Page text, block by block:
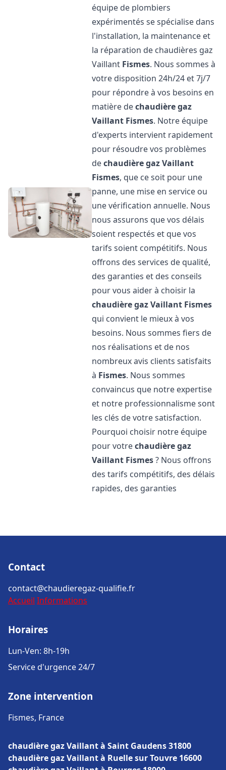
équipe de plombiers
expérimentés se spécialise dans
l'installation, la maintenance et
la réparation de chaudières gaz
Vaillant Fismes. Nous sommes à
votre disposition 24h/24 et 7j/7
pour répondre à vos besoins en
matière dechaudière gaz
Vaillant Fismes. Notre équipe
d'experts intervient rapidement
pour résoudre vos problèmes
dechaudière gaz Vaillant
Fismes, que ce soit pour une
panne, une mise en service ou
une vérification annuelle. Nous
nous assurons que vos délais
soient respectés et que vos
tarifs soient compétitifs. Nous
offrons des services de qualité,
des garanties et des conseils
pour vous aider à choisir la
chaudière gaz Vaillant Fismes
qui convient le mieux à vos
besoins. Nous sommes fiers de
nos réalisations et de nos
nombreux avis clients satisfaits
à Fismes. Nous sommes
convaincus que notre expertise
et notre professionnalisme sont
les clés de votre satisfaction.
Pourquoi choisir notre équipe
pour votrechaudière gaz
Vaillant Fismes? Nous offrons
des tarifs compétitifs, des délais
rapides, des garanties
Contact
contact@chaudieregaz-qualifie.fr
Accueil Informations
Horaires
Lun-Ven: 8h-19h
Service d'urgence 24/7
Zone intervention
Fismes, France
chaudière gaz Vaillant à Saint Gaudens 31800
chaudière gaz Vaillant à Ruelle sur Touvre 16600